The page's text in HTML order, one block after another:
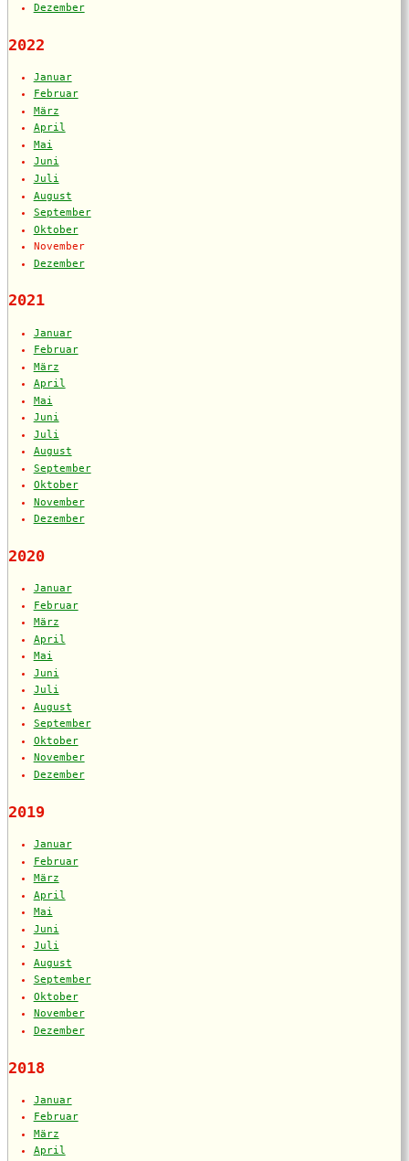
Dezember
2022
Januar
Februar
März
April
Mai
Juni
Juli
August
September
Oktober
November
Dezember
2021
Januar
Februar
März
April
Mai
Juni
Juli
August
September
Oktober
November
Dezember
2020
Januar
Februar
März
April
Mai
Juni
Juli
August
September
Oktober
November
Dezember
2019
Januar
Februar
März
April
Mai
Juni
Juli
August
September
Oktober
November
Dezember
2018
Januar
Februar
März
April